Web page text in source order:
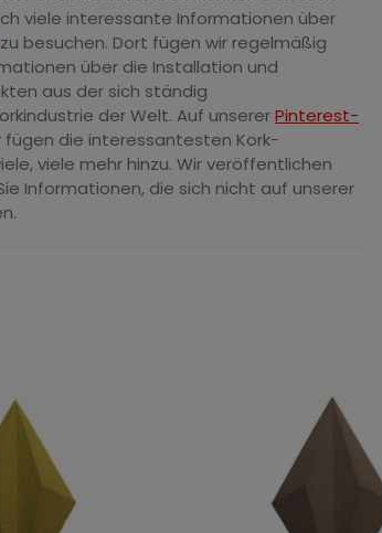
viele interessante Informationen über
zu besuchen. Dort fügen wir regelmäßig
über die Installation und
aus der sich ständig
der Welt. Auf unsererPinterest-
fügen die interessantesten Kork-
viele mehr hinzu. Wir veröffentlichen
Informationen, die sich nicht auf unserer